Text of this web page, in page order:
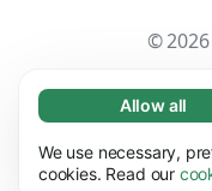
Necessary (65)
Necessary
usable by
Learn more
Allow all
We use necessary,
cookies. Read our
©
Proveïdors